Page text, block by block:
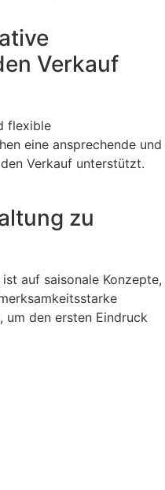
Verkauf
flexible
eine ansprechende und
Verkauf unterstützt.
zu
auf saisonale Konzepte,
um den ersten Eindruck